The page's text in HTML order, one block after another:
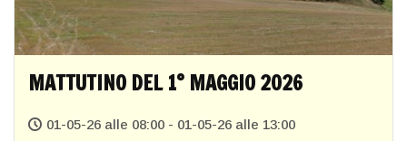
MATTUTINO DEL 1° MAGGIO 2026
01-05-26 alle 08:00 - 01-05-26 alle 13:00